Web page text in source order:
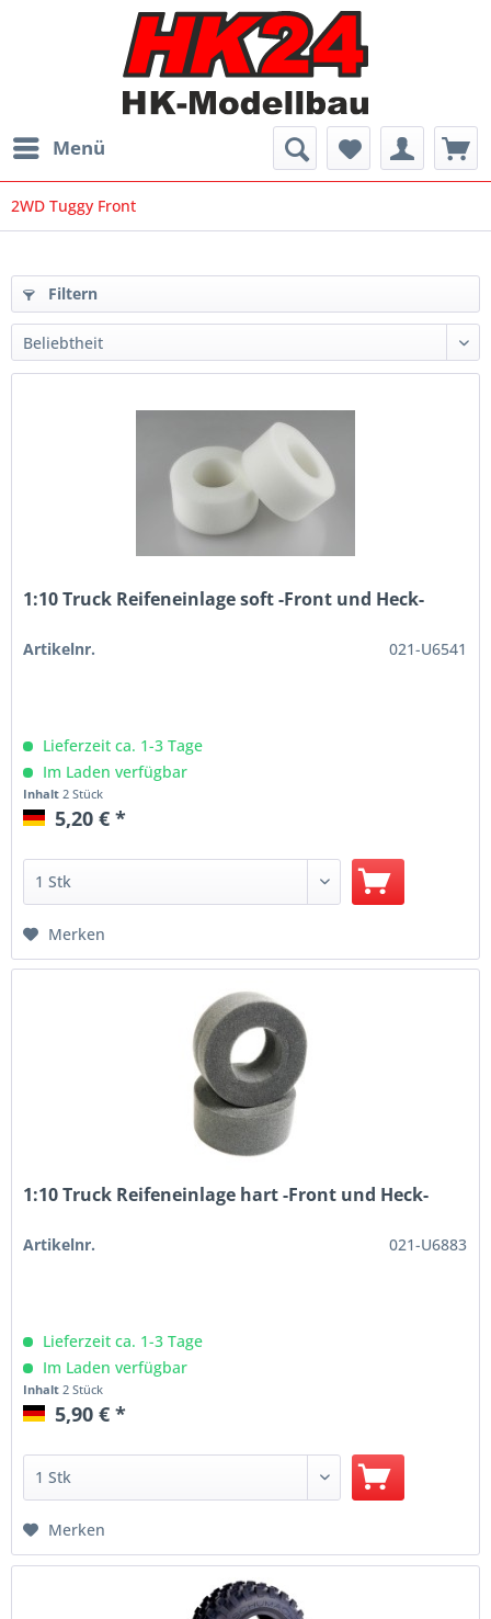
Menü
2WD Tuggy Front
Filtern
1:10 Truck Reifeneinlage soft -Front und Heck-
Artikelnr. 021-U6541
Lieferzeit ca. 1-3 Tage
Im Laden verfügbar
Inhalt 2 Stück
5,20 € *
Merken
1:10 Truck Reifeneinlage hart -Front und Heck-
Artikelnr. 021-U6883
Lieferzeit ca. 1-3 Tage
Im Laden verfügbar
Inhalt2 Stück
5,90 € *
Merken